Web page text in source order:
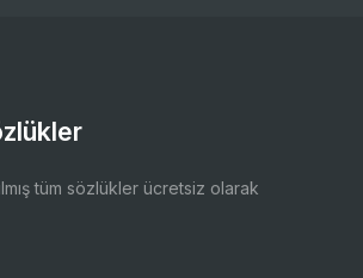
tüm sözlükler ücretsiz olarak